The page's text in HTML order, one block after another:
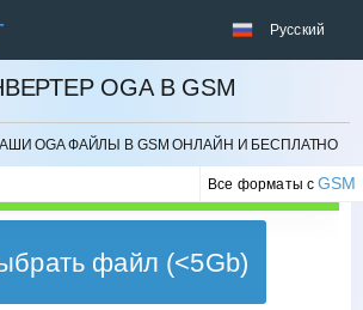
Русский
OGA В GSM
OGA ФАЙЛЫ В GSM ОНЛАЙН И БЕСПЛАТНО
Все форматы сGSM
ОТМЕНИТЬ
файл (<5Gb)